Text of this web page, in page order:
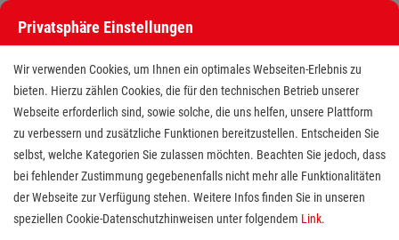
Freiwilligendienst (BFD/FSJ) im
Privatsphäre Einstellungen
Wir verwenden Cookies, um Ihnen ein optimales Webseiten-Erlebnis zu
bieten. Hierzu zählen Cookies, die für den technischen Betrieb unserer
Webseite erforderlich sind, sowie solche, die uns helfen, unsere Plattform
zu verbessern und zusätzliche Funktionen bereitzustellen. Entscheiden Sie
selbst, welche Kategorien Sie zulassen möchten. Beachten Sie jedoch, dass
bei fehlender Zustimmung gegebenenfalls nicht mehr alle Funktionalitäten
der Webseite zur Verfügung stehen. Weitere Infos finden Sie in unseren
speziellen Cookie-Datenschutzhinweisen unter folgendem Link.